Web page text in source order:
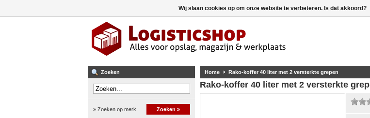
Zoeken
» Zoeken op merk Zoeken »
Home Rako-koffer 40 liter met 2 versterkte grepen
Rako-koffer 40 liter met 2 versterkte
Wij slaan cookies op om onze website te verbeteren. Is dat akkoord?